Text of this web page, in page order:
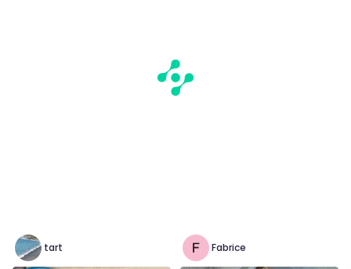
tart Fabrice